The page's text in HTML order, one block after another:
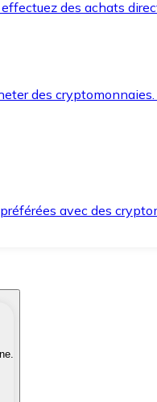
des achats
des cryptomonnaies.
avec des
rapidement et en
lorsque vous en